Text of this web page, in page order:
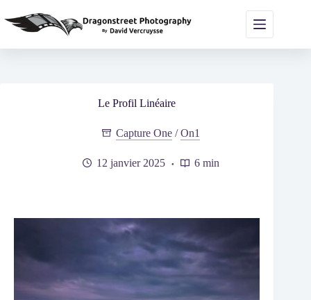
au
contenu
Le Profil Linéaire
Capture One/On1
12 janvier 2025 6 min